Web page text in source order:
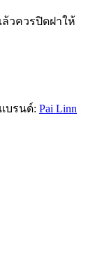
วควรปิดฝาให้
แบรนด์: Pai Linn